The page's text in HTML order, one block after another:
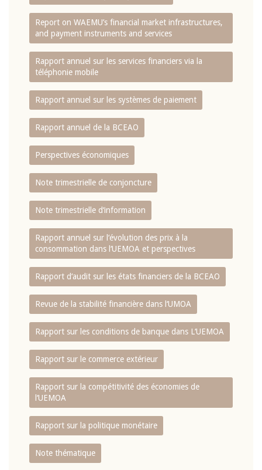
Report on WAEMU’s financial market infrastructures,
and payment instruments and services
Rapport annuel sur les services financiers via la
téléphonie mobile
Rapport annuel sur les systèmes de paiement
Rapport annuel de la BCEAO
Perspectives économiques
Note trimestrielle de conjoncture
Note trimestrielle d‘information
Rapport annuel sur l‘évolution des prix à la
consommation dans l‘UEMOA et perspectives
Rapport d‘audit sur les états financiers de la BCEAO
Revue de la stabilité financière dans l‘UMOA
Rapport sur les conditions de banque dans L‘UEMOA
Rapport sur le commerce extérieur
Rapport sur la compétitivité des économies de
l‘UEMOA
Rapport sur la politique monétaire
Note thématique